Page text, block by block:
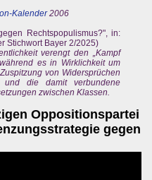
Kalender2006
Rechtspopulismus?", in:
Stichwort Bayer 2/2025)
verengt den „Kampf
es in Wirklichkeit um
von Widersprüchen
die damit verbundene
zwischen Klassen.
Oppositionspartei
gegen